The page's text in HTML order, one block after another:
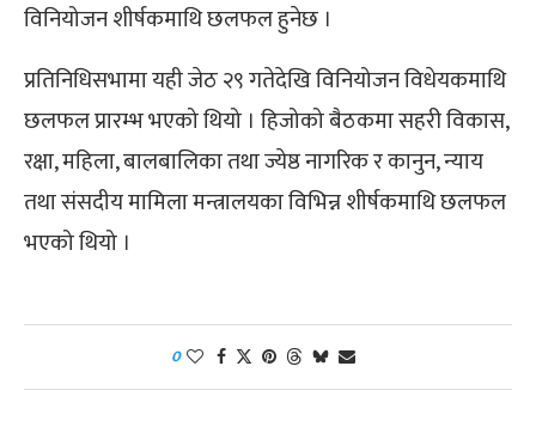
विनियोजन शीर्षकमाथि छलफल हुनेछ ।
प्रतिनिधिसभामा यही जेठ २९ गतेदेखि विनियोजन विधेयकमाथि
छलफल प्रारम्भ भएको थियो । हिजोको बैठकमा सहरी विकास,
रक्षा, महिला, बालबालिका तथा ज्येष्ठ नागरिक र कानुन, न्याय
तथा संसदीय मामिला मन्त्रालयका विभिन्न शीर्षकमाथि छलफल
भएको थियो ।
0